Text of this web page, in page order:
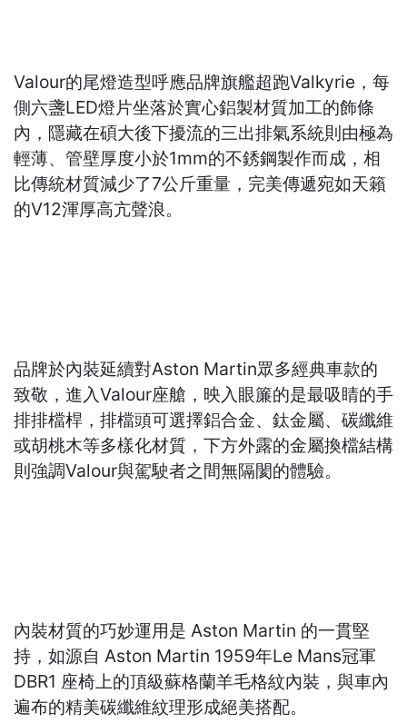
Valour的尾燈造型呼應品牌旗艦超跑Valkyrie，每
側六盞LED燈片坐落於實心鋁製材質加工的飾條
內，隱藏在碩大後下擾流的三出排氣系統則由極為
輕薄、管壁厚度小於1mm的不銹鋼製作而成，相
比傳統材質減少了7公斤重量，完美傳遞宛如天籟
的V12渾厚高亢聲浪。
品牌於內裝延續對Aston Martin眾多經典車款的
致敬，進入Valour座艙，映入眼簾的是最吸睛的手
排排檔桿，排檔頭可選擇鋁合金、鈦金屬、碳纖維
或胡桃木等多樣化材質，下方外露的金屬換檔結構
則強調Valour與駕駛者之間無隔閡的體驗。
內裝材質的巧妙運用是 Aston Martin 的一貫堅
持，如源自 Aston Martin 1959年Le Mans冠軍
DBR1 座椅上的頂級蘇格蘭羊毛格紋內裝，與車內
遍布的精美碳纖維紋理形成絕美搭配。